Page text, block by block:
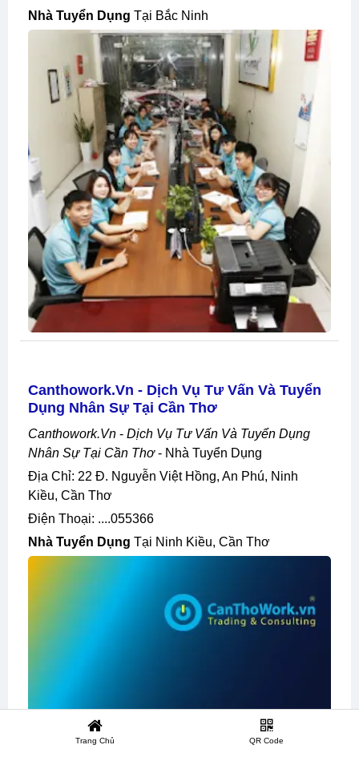
Nhà Tuyển Dụng Tại Bắc Ninh
Canthowork.vn - Dịch Vụ Tư Vấn Và Tuyển
Dụng Nhân Sự Tại Cần Thơ
Canthowork.vn - Dịch Vụ Tư Vấn Và Tuyển Dụng
Nhân Sự Tại Cần Thơ- Nhà Tuyển Dụng
Địa Chỉ: 22 Đ. Nguyễn Việt Hồng, An Phú, Ninh
Kiều, Cần Thơ
Điện Thoại: ....055366
Nhà Tuyển Dụng Tại Ninh Kiều, Cần Thơ
Trang Chủ QR Code